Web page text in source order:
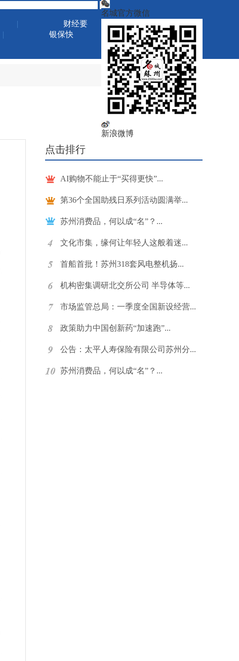
名城官方微信
新浪微博
|
财经要
|
银保快
点击排行
AI购物不能止于“买得更快”...
第36个全国助残日系列活动圆满举...
苏州消费品，何以成“名”？...
文化市集，缘何让年轻人这般着迷...
首船首批！苏州318套风电整机扬...
机构密集调研北交所公司 半导体等...
市场监管总局：一季度全国新设经营...
政策助力中国创新药“加速跑”...
公告：太平人寿保险有限公司苏州分...
苏州消费品，何以成“名”？...